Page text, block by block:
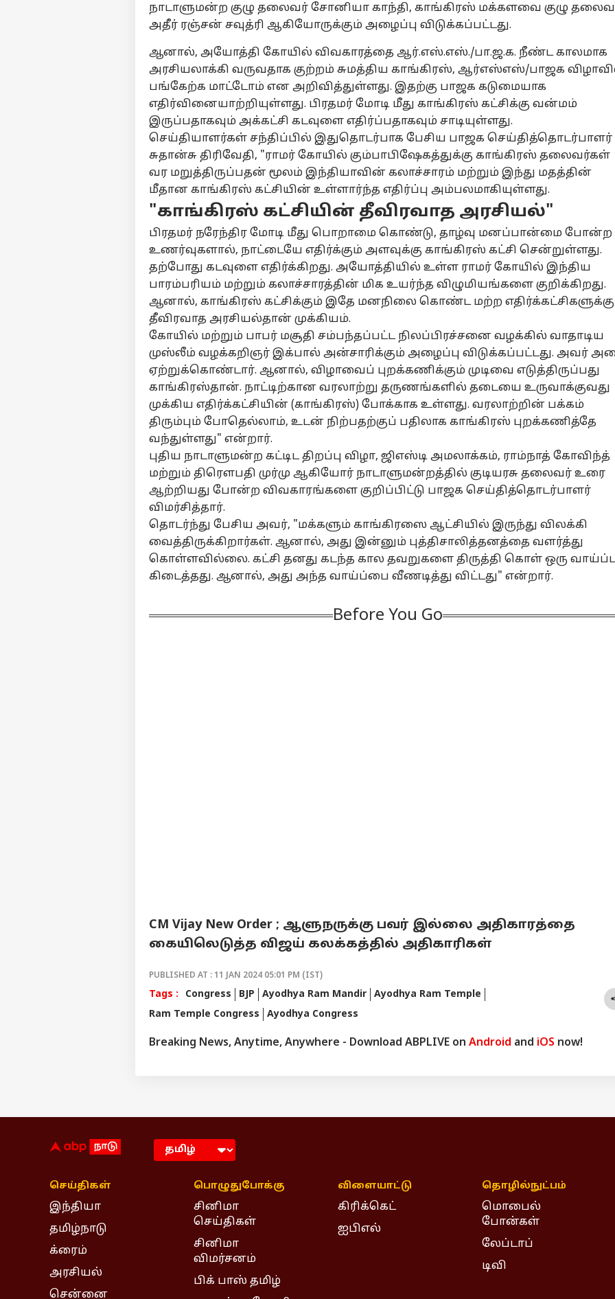
நாடாளுமன்ற குழு தலைவர் சோனியா காந்தி, காங்கிரஸ் மக்களவை குழு
அதீர் ரஞ்சன் சவுத்ரி ஆகியோருக்கும் அழைப்பு விடுக்கப்பட்டது.
ஆனால், அயோத்தி கோயில் விவகாரத்தை ஆர்.எஸ்.எஸ்./பா.ஜ.க. நீண்ட காலமாக
அரசியலாக்கி வருவதாக குற்றம் சுமத்திய காங்கிரஸ், ஆர்எஸ்எஸ்/பாஜக
பங்கேற்க மாட்டோம் என அறிவித்துள்ளது. இதற்கு பாஜக கடுமையாக
எதிர்வினையாற்றியுள்ளது. பிரதமர் மோடி மீது காங்கிரஸ் கட்சிக்கு வன்மம்
இருப்பதாகவும் அக்கட்சி கடவுளை எதிர்ப்பதாகவும் சாடியுள்ளது.
செய்தியாளர்கள் சந்திப்பில் இதுதொடர்பாக பேசிய பாஜக செய்தித்தொடர்பாளர்
சுதான்சு திரிவேதி, "ராமர் கோயில் கும்பாபிஷேகத்துக்கு காங்கிரஸ் தலைவர்கள்
வர மறுத்திருப்பதன் மூலம் இந்தியாவின் கலாச்சாரம் மற்றும் இந்து மதத்தின்
மீதான காங்கிரஸ் கட்சியின் உள்ளார்ந்த எதிர்ப்பு அம்பலமாகியுள்ளது.
"காங்கிரஸ் கட்சியின் தீவிரவாத அரசியல்"
பிரதமர் நரேந்திர மோடி மீது பொறாமை கொண்டு, தாழ்வு மனப்பான்மை போன்ற
உணர்வுகளால், நாட்டையே எதிர்க்கும் அளவுக்கு காங்கிரஸ் கட்சி சென்றுள்ளது.
தற்போது கடவுளை எதிர்க்கிறது. அயோத்தியில் உள்ள ராமர் கோயில் இந்திய
பாரம்பரியம் மற்றும் கலாச்சாரத்தின் மிக உயர்ந்த விழுமியங்களை குறிக்கிறது.
ஆனால், காங்கிரஸ் கட்சிக்கும் இதே மனநிலை கொண்ட மற்ற
தீவிரவாத அரசியல்தான் முக்கியம்.
கோயில் மற்றும் பாபர் மசூதி சம்பந்தப்பட்ட நிலப்பிரச்சனை வழக்கில் வாதாடிய
முஸ்லீம் வழக்கறிஞர் இக்பால் அன்சாரிக்கும் அழைப்பு விடுக்கப்பட்டது. அவர்
ஏற்றுக்கொண்டார். ஆனால், விழாவைப் புறக்கணிக்கும் முடிவை எடுத்திருப்பது
காங்கிரஸ்தான். நாட்டிற்கான வரலாற்று தருணங்களில் தடையை உருவாக்குவது
முக்கிய எதிர்க்கட்சியின் (காங்கிரஸ்) போக்காக உள்ளது. வரலாற்றின் பக்கம்
திரும்பும் போதெல்லாம், உடன் நிற்பதற்குப் பதிலாக காங்கிரஸ் புறக்கணித்தே
வந்துள்ளது" என்றார்.
புதிய நாடாளுமன்ற கட்டிட திறப்பு விழா, ஜிஎஸ்டி அமலாக்கம், ராம்நாத் கோவிந்த்
மற்றும் திரௌபதி முர்மு ஆகியோர் நாடாளுமன்றத்தில் குடியரசு தலைவர் உரை
ஆற்றியது போன்ற விவகாரங்களை குறிப்பிட்டு பாஜக செய்தித்தொடர்பாளர்
விமர்சித்தார்.
தொடர்ந்து பேசிய அவர், "மக்களும் காங்கிரஸை ஆட்சியில் இருந்து விலக்கி
வைத்திருக்கிறார்கள். ஆனால், அது இன்னும் புத்திசாலித்தனத்தை வளர்த்து
கொள்ளவில்லை. கட்சி தனது கடந்த கால தவறுகளை திருத்தி கொள் ஒரு
கிடைத்தது. ஆனால், அது அந்த வாய்ப்பை வீணடித்து விட்டது" என்றார்.
Before You Go
CM Vijay New Order ; ஆளுநருக்கு பவர் இல்லை அதிகாரத்தை
கையிலெடுத்த விஜய் கலக்கத்தில் அதிகாரிகள்
PUBLISHED AT : 11 JAN 2024 05:01 PM (IST)
Tags : Congress BJP Ayodhya Ram Mandir
Ayodhya Ram Temple
Ram Temple Congress
Ayodhya Congress
Breaking News, Anytime, Anywhere - Download ABPLIVE on Android and iOS now!
Hello Guest
எங்களிடம்
விளம்பரம் செய்ய
சுயவிவரம்
வேலைவாய்ப்புகள்
தொடர்புகொள்ள
கருத்துக்கேட்பு
தனியுரிமை
கொள்கை
LOGIN
பர்சனல் கார்னர்
முக்கிய கட்டுரைகள்
அரசியல்
மாற்றம்
என்றீர்கள்.?
இதுதான்
மாற்றமா.?
வெளுத்து
வாங்கிய அதிமுக-
அமைச்சர்கள்-
சட்டசபையில்
தமிழ்நாடு
காவிரி குறுக்கே
தமிழகம் அணை
கட்டுவதில் என்ன
சிக்கல்? வீணாகும்
தண்ணீரை
சேமிக்க வழி
என்ன? விளக்கம்
தரும் சேதுராமன்
அரசியல்
மறைமுக அட்டாக்,
பேப்பர் படிக்கணும்”
- உதயநிதிக்கு
சட்டப்பேரவையில்
CM விஜய் பதிலடி
ஆட்டோ
Tata Nexon: டாப்
நெக்ஸான் வாங்க
ரூ.2 லட்சம்
முன்பணம்: EMI,
வட்டி சேமிப்பு
ஆட்டோ
அழகுக்கு அழகை
ஃபோக்ஸ்வேகன்;
ஆண்டுவிழா
பதிப்பில் புதிய
கலரில் மனதை
சென்னை
சென்னைல
சனிக்கிழமை
எங்கெங்க
மின்சாரத் தடை
ஏற்படப் போகுது
இதோ
செய்திகள்
இந்தியா
தமிழ்நாடு
க்ரைம்
அரசியல்
சென்னை
பொழுதுபோக்கு
சினிமா
செய்திகள்
சினிமா
விமர்சனம்
பிக் பாஸ் தமிழ்
விளையாட்டு
கிரிக்கெட்
ஐபிஎல்
தொழில்நுட்பம்
மொபைல்
போன்கள்
லேப்டாப்
டிவி